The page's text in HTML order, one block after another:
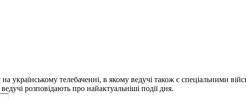
телебаченні, в якому ведучі також є спеціальними
розповідають про найактуальніші події дня.